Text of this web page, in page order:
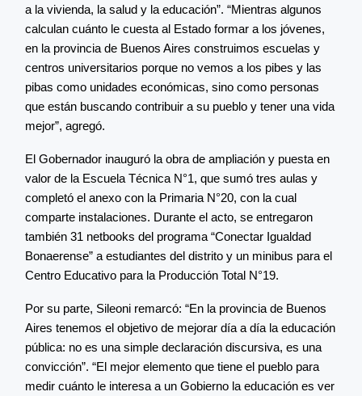
a la vivienda, la salud y la educación”. “Mientras algunos
calculan cuánto le cuesta al Estado formar a los jóvenes,
en la provincia de Buenos Aires construimos escuelas y
centros universitarios porque no vemos a los pibes y las
pibas como unidades económicas, sino como personas
que están buscando contribuir a su pueblo y tener una vida
mejor”, agregó.
El Gobernador inauguró la obra de ampliación y puesta en
valor de la Escuela Técnica N°1, que sumó tres aulas y
completó el anexo con la Primaria N°20, con la cual
comparte instalaciones. Durante el acto, se entregaron
también 31 netbooks del programa “Conectar Igualdad
Bonaerense” a estudiantes del distrito y un minibus para el
Centro Educativo para la Producción Total N°19.
Por su parte, Sileoni remarcó: “En la provincia de Buenos
Aires tenemos el objetivo de mejorar día a día la educación
pública: no es una simple declaración discursiva, es una
convicción”. “El mejor elemento que tiene el pueblo para
medir cuánto le interesa a un Gobierno la educación es ver